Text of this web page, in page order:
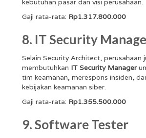
kebutuhan pasar dan visi perusahaan.
Gaji rata-rata: Rp1.317.800.000
8. IT Security
Selain Security Architect, perusahaan
membutuhkan IT Security Manager
tim keamanan, merespons insiden,
kebijakan keamanan siber.
Gaji rata-rata: Rp1.355.500.000
9. Software Tester